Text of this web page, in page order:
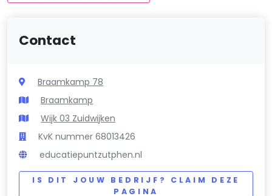
Contact
Braamkamp 78
Braamkamp
Wijk 03 Zuidwijken
KvK nummer 68013426
educatiepuntzutphen.nl
IS DIT JOUW BEDRIJF? CLAIM DEZE
PAGINA